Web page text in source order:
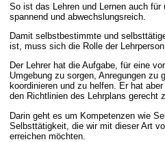
So ist das Lehren und Lernen auch
spannend und abwechslungsreich.
Damit selbstbestimmte und
ist, muss sich die Rolle der
Der Lehrer hat die Aufgabe, für eine
Umgebung zu sorgen, Anregungen zu
koordinieren und zu helfen. Er hat
den Richtlinien des Lehrplans gerecht
Darin geht es um Kompetenzen wie
Selbsttätigkeit, die wir mit dieser Art
erreichen möchten.